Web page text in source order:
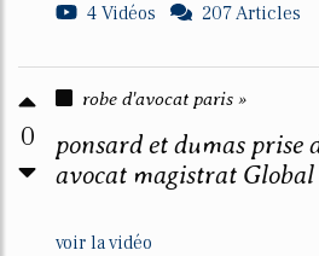
4 Vidéos
207 Articles
0
robe d'avocat paris »
ponsard et dumas prise
avocat magistrat
voir la vidéo